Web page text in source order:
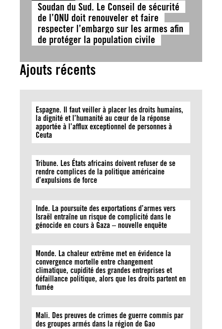
Soudan du Sud. Le Conseil de sécurité
de l’ONU doit renouveler et faire
respecter l’embargo sur les armes afin
de protéger la population civile
Ajouts récents
Espagne. Il faut veiller à placer les droits humains,
la dignité et l’humanité au cœur de la réponse
apportée à l’afflux exceptionnel de personnes à
Ceuta
Tribune. Les États africains doivent refuser de se
rendre complices de la politique américaine
d’expulsions de force
Inde. La poursuite des exportations d’armes vers
Israël entraîne un risque de complicité dans le
génocide en cours à Gaza – nouvelle enquête
Monde. La chaleur extrême met en évidence la
convergence mortelle entre changement
climatique, cupidité des grandes entreprises et
défaillance politique, alors que les droits partent en
fumée
Mali. Des preuves de crimes de guerre commis par
des groupes armés dans la région de Gao